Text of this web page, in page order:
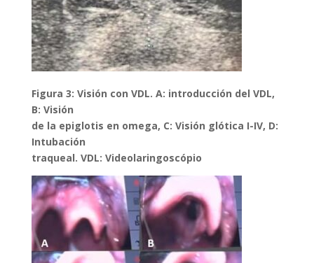
Figura 3: Visión con VDL. A: introducción del VDL,
B: Visión
de la epiglotis en omega, C: Visión glótica I-IV, D:
Intubación
traqueal. VDL: Videolaringoscópio